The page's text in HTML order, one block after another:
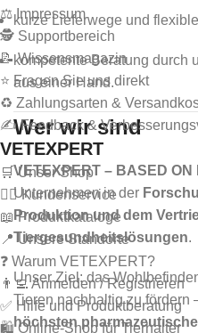
kurze Lieferwege und
kompetente Beratung durch
aus einer Hand.
Wer wir sind
VETEXPERT – BASED ON
Unternehmen in der
Produktion und dem
Tiergesundheitslösungen.
Unser Ziel: das
Tieren nachhaltig zu fördern
höchsten
⚖️ Impressum
🕵 Supportbereich
📝 Wissensmagazin
⭐ Fragen Sie uns direkt
♻️ Zahlungsarten &
✍️ Feedback &
VETEXPERT
🛒 Unser Shop
🙋‍♂️ Kundenservice
📖 Produktkataloge
📍 Unsere Standorte
❓ Warum VETEXPERT?
👨‍💻 Anmelden / Registrieren
✅ Hilfe und Produktberatung
🛍️ Online-Shop für Tierhalter